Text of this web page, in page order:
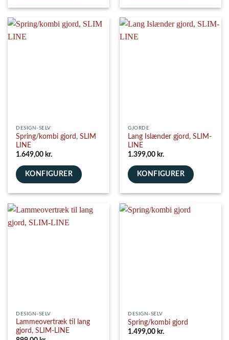
DESIGN-SELV
Spring/kombi gjord, SLIM
LINE
1.649,00 kr.
KONFIGURER
GJORDE
Lang Islænder gjord, SLIM-
LINE
1.399,00 kr.
KONFIGURER
DESIGN-SELV
Lammeovertræk til lang
gjord, SLIM-LINE
DESIGN-SELV
Spring/kombi gjord
1.499,00 kr.